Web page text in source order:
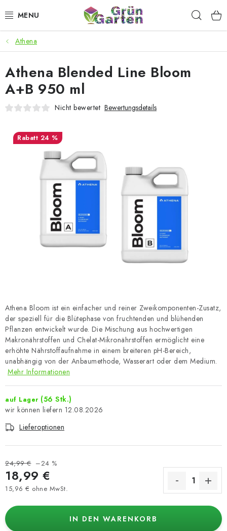
Inhalt
ANGEBOTE
LED PFLANZENLAMPEN
ANBAUBEDARF FÜR DEN HEIMANBAU
MICROGREENS
SMARTER GARTEN
Geschäftsbewertung AGB
Blog
Datenschutzerklärung Impressum
Athena
Athena Bloom ist ein einfacher und reiner Zweikomponenten-Zusatz,
der speziell für die Blütephase von fruchtenden und blühenden
Pflanzen entwickelt wurde. Die Mischung aus hochwertigen
Makronährstoffen und Chelat-Mikronährstoffen ermöglicht eine
erhöhte Nährstoffaufnahme in einem breiteren pH-Bereich,
unabhängig von der Anbaumethode, Wasserart oder dem Medium.
Mehr Informationen
auf Lager (56 Stk.)
12.08.2026
Lieferoptionen
24,99 € –24 %
18,99 €
15,96 € ohne MwSt.
IN DEN WARENKORB
Athena Blended Line Bloom
A+B 950 ml
Nicht bewertet Bewertungsdetails
24 %